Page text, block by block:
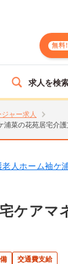
無料
求人を検
ャー求人
浦菜の花苑居宅介
人ホーム袖ケ
ケアマ
交通費支給